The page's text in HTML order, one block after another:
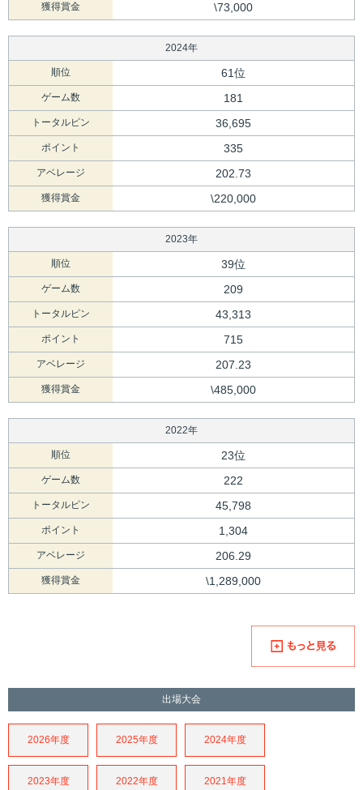
獲得賞金 \73,000
2024年
順位 61位
ゲーム数 181
トータルピン 36,695
ポイント 335
アベレージ 202.73
獲得賞金 \220,000
2023年
順位 39位
ゲーム数 209
トータルピン 43,313
ポイント 715
アベレージ 207.23
獲得賞金 \485,000
2022年
順位 23位
ゲーム数 222
トータルピン 45,798
ポイント 1,304
アベレージ 206.29
獲得賞金 \1,289,000
出場大会
2026年度 2025年度 2024年度
2023年度 2022年度 2021年度